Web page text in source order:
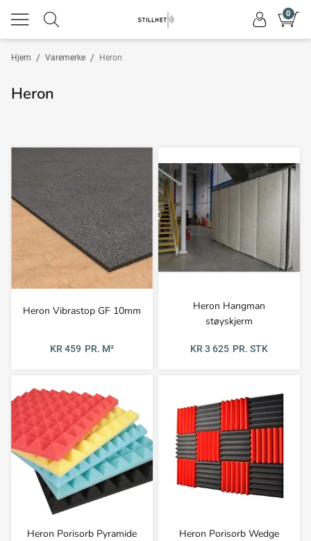
0
/
Hjem /
Varemerke Heron
Heron
Heron Vibrastop GF 10mm
KR 459 PR. M²
Heron Hangman
støyskjerm
KR 3 625 PR. STK
Heron Porisorb Pyramide Heron Porisorb Wedge